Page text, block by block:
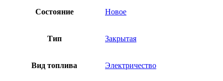
Состояние Новое
Тип Закрытая
Вид топлива Электричество